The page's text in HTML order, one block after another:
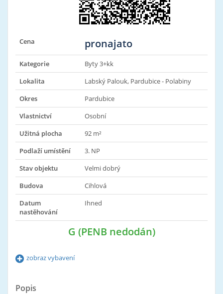
Cena pronajato
Kategorie
Byty 3+kk
Lokalita
Labský Palouk, Pardubice - Polabiny
Okres
Pardubice
Vlastnictví
Osobní
Užitná plocha
92 m²
Podlaží umístění
3. NP
Stav objektu
Velmi dobrý
Budova
Cihlová
Datum
nastěhování
Ihned
G (PENB nedodán)
zobraz vybavení
Popis